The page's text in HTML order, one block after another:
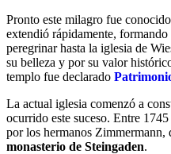
Pronto este milagro fue
extendió rápidamente,
peregrinar hasta la iglesia de
su belleza y por su valor
templo fue declarado
La actual iglesia comenzó a
ocurrido este suceso. Entre
por los hermanos
monasterio de Steingaden.